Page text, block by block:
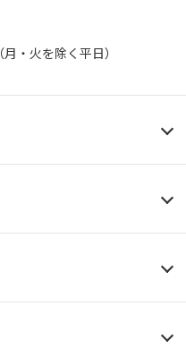
・火を除く平日）